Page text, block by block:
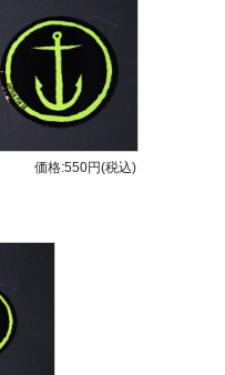
Area: 13.73
価格:550円(税込)